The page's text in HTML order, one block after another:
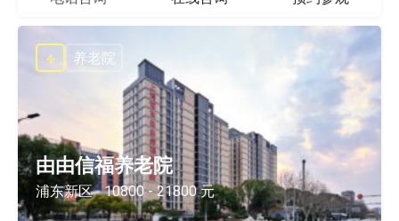
由由信福养老院
浦东新区 10800 - 21800 元
养老院